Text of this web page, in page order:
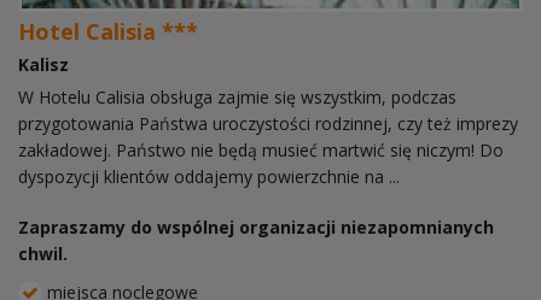
Hotel Calisia ***
Kalisz
W Hotelu Calisia obsługa zajmie się wszystkim, podczas
przygotowania Państwa uroczystości rodzinnej, czy też imprezy
zakładowej. Państwo nie będą musieć martwić się niczym! Do
dyspozycji klientów oddajemy powierzchnie na ...
Zapraszamy do wspólnej organizacji niezapomnianych
chwil.
miejsca noclegowe